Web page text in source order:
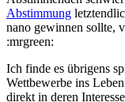
Abstimmung
nano gewinnen sollte,
:mrgreen:
Ich finde es übrigens
Wettbewerbe ins
direkt in deren